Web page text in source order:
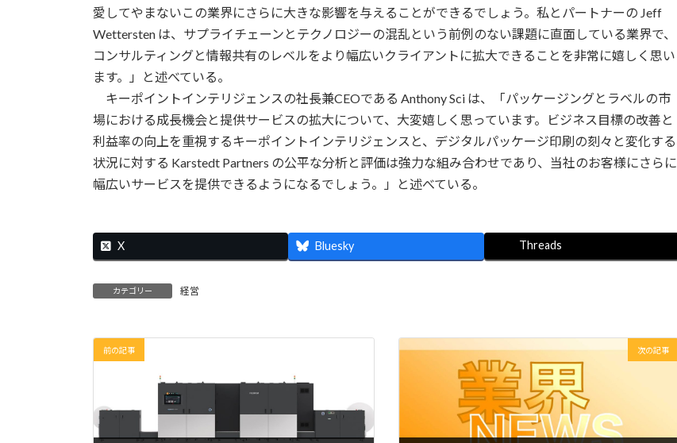
愛してやまないこの業界にさらに大きな影響を与えることができるでしょう。私とパートナーの Jeff
Wettersten は、サプライチェーンとテクノロジーの混乱という前例のない課題に直面している業界で、
コンサルティングと情報共有のレベルをより幅広いクライアントに拡大できることを非常に嬉しく思い
ます。」と述べている。
キーポイントインテリジェンスの社長兼CEOである Anthony Sci は、「パッケージングとラベルの市
場における成長機会と提供サービスの拡大について、大変嬉しく思っています。ビジネス目標の改善と
利益率の向上を重視するキーポイントインテリジェンスと、デジタルパッケージ印刷の刻々と変化する
状況に対する Karstedt Partners の公平な分析と評価は強力な組み合わせであり、当社のお客様にさらに
幅広いサービスを提供できるようになるでしょう。」と述べている。
X Bluesky Threads
カテゴリー 経営
前の記事 次の記事